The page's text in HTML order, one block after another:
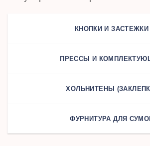
КНОПКИ И ЗАСТЕЖКИ
ПРЕССЫ И
ХОЛЬНИТЕНЫ
ФУРНИТУРА ДЛЯ